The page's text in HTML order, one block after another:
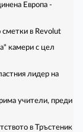
Европа -
в Revolut
камери с цел
лидер на
учители, преди
в Тръстеник